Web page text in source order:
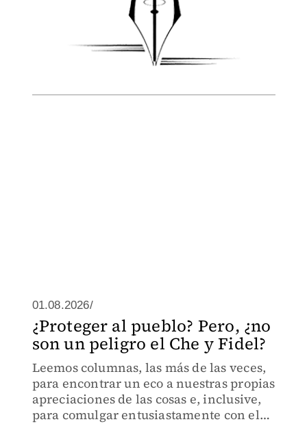
01.08.2026/
¿Proteger al pueblo? Pero, ¿no
son un peligro el Che y Fidel?
Leemos columnas, las más de las veces,
para encontrar un eco a nuestras propias
apreciaciones de las cosas e, inclusive,
para comulgar entusiastamente con el